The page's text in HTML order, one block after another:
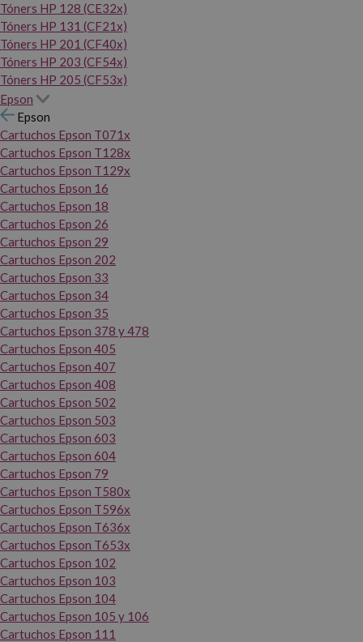
Tóners HP 128 (CE32x)
Tóners HP 131 (CF21x)
Tóners HP 201 (CF40x)
Tóners HP 203 (CF54x)
Tóners HP 205 (CF53x)
Epson
Epson
Cartuchos Epson T071x
Cartuchos Epson T128x
Cartuchos Epson T129x
Cartuchos Epson 16
Cartuchos Epson 18
Cartuchos Epson 26
Cartuchos Epson 29
Cartuchos Epson 202
Cartuchos Epson 33
Cartuchos Epson 34
Cartuchos Epson 35
Cartuchos Epson 378 y 478
Cartuchos Epson 405
Cartuchos Epson 407
Cartuchos Epson 408
Cartuchos Epson 502
Cartuchos Epson 503
Cartuchos Epson 603
Cartuchos Epson 604
Cartuchos Epson 79
Cartuchos Epson T580x
Cartuchos Epson T596x
Cartuchos Epson T636x
Cartuchos Epson T653x
Cartuchos Epson 102
Cartuchos Epson 103
Cartuchos Epson 104
Cartuchos Epson 105 y 106
Cartuchos Epson 111